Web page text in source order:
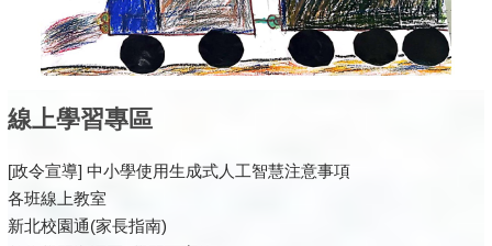
線上學習專區
[政令宣導] 中小學使用生成式人工智慧注意事項
各班線上教室
新北校園通(家長指南)